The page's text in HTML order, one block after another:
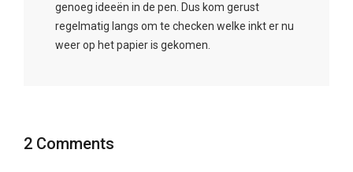
genoeg ideeën in de pen. Dus kom gerust
regelmatig langs om te checken welke inkt er nu
weer op het papier is gekomen.
2 Comments